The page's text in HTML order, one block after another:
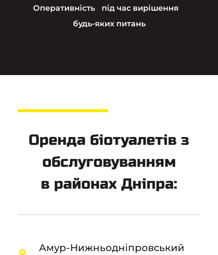
Оперативність під час вирішення
будь-яких питань
Оренда біотуалетів з
обслуговуванням
в районах Дніпра:
Амур-Нижньодніпровський